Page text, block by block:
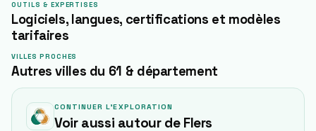
OUTILS & EXPERTISES
Logiciels, langues, certifications et modèles
tarifaires
VILLES PROCHES
Autres villes du 61 & département
CONTINUER L'EXPLORATION
Voir aussi autour de Flers